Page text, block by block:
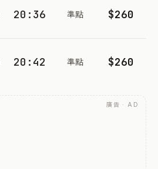
20:36 準點 $260
20:42 準點 $260
廣告 · AD